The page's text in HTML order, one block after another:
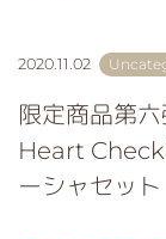
2020.11.02
限定商品第
Heart Check
ーシャセット